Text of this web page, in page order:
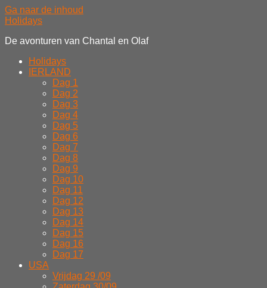
Ga naar de inhoud
Holidays
De avonturen van Chantal en Olaf
Holidays
IERLAND
Dag 1
Dag 2
Dag 3
Dag 4
Dag 5
Dag 6
Dag 7
Dag 8
Dag 9
Dag 10
Dag 11
Dag 12
Dag 13
Dag 14
Dag 15
Dag 16
Dag 17
USA
Vrijdag 29 /09